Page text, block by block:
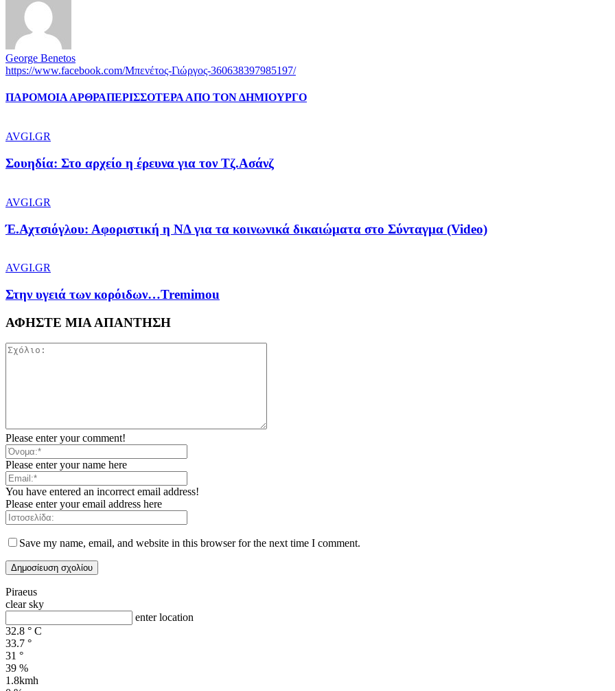
George Benetos
https://www.facebook.com/Μπενέτος-Γιώργος-360638397985197/
ΠΑΡΟΜΟΙΑ ΑΡΘΡΑΠΕΡΙΣΣΟΤΕΡΑ ΑΠΟ ΤΟΝ ΔΗΜΙΟΥΡΓΟ
AVGI.GR
Σουηδία: Στο αρχείο η έρευνα για τον Τζ.Ασάνζ
AVGI.GR
Έ.Αχτσιόγλου: Αφοριστική η ΝΔ για τα κοινωνικά δικαιώματα στο Σύνταγμα (Video)
AVGI.GR
Στην υγειά των κορόιδων…Tremimou
ΑΦΗΣΤΕ ΜΙΑ ΑΠΑΝΤΗΣΗ
Please enter your comment!
Please enter your name here
You have entered an incorrect email address!
Please enter your email address here
Save my name, email, and website in this browser for the next time I comment.
Piraeus
clear sky
enter location
32.8 ° C
33.7 °
31 °
39 %
1.8kmh